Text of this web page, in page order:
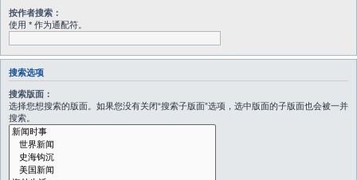
按作者搜索：
使用 * 作为通配符。
搜索选项
搜索版面：
选择您想搜索的版面。如果您没有关闭“搜索子版面”选项，选中版面的子版面也会被一并
搜索。